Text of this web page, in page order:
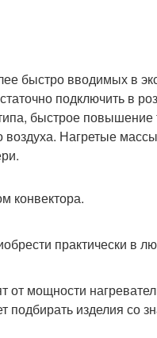
быстро вводимых в
подключить в
типа, быстрое
воздуха. Нагретые
практически в
мощности
подбирать изделия со